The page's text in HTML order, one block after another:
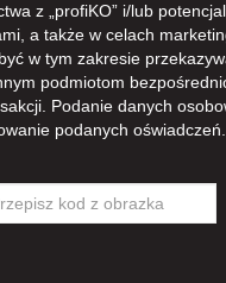
z „profiKO” i/lub
a także w celach
w tym zakresie
podmiotom
Podanie danych
podanych oświadczeń.